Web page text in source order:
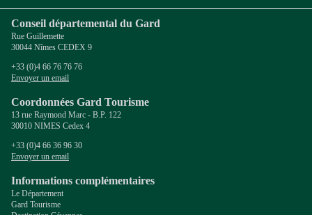
Conseil départemental du Gard
Rue Guillemette
30044 Nîmes CEDEX 9
+33 (0)4 66 76 76 76
Envoyer un email
Coordonnées Gard Tourisme
13 rue Raymond Marc - B.P. 122
30010 NIMES Cedex 4
+33 (0)4 66 36 96 30
Envoyer un email
Informations complémentaires
Le Département
Gard Tourisme